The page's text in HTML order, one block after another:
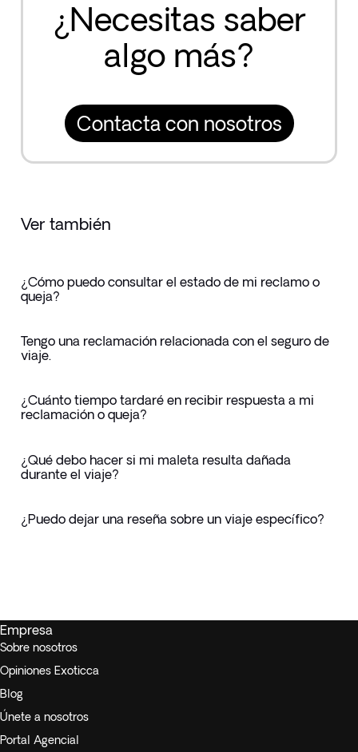
¿Necesitas saber
algo más?
Contacta con nosotros
Ver también
¿Cómo puedo consultar el estado de mi reclamo o
queja?
Tengo una reclamación relacionada con el seguro de
viaje.
¿Cuánto tiempo tardaré en recibir respuesta a mi
reclamación o queja?
¿Qué debo hacer si mi maleta resulta dañada
durante el viaje?
¿Puedo dejar una reseña sobre un viaje específico?